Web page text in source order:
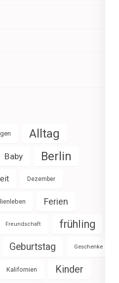
Alltag
Baby Berlin
Dezember
Ferien
Freundschaft frühling
Geburtstag Geschenke
Kalifornien Kinder